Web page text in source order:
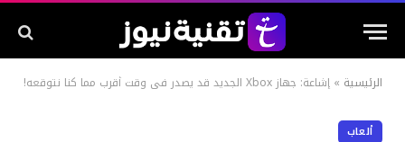
الرئيسية » إشاعة: جهاز Xbox الجديد قد يصدر في وقت أقرب مما كنا نتوقعه!
ألعاب